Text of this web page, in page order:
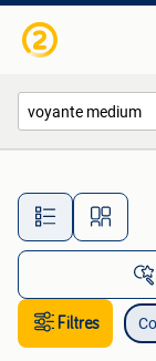
Filtres